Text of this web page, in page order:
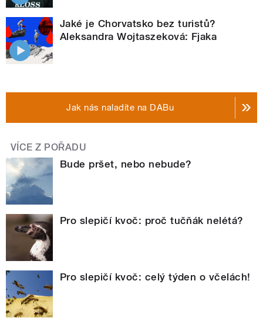
Jaké je Chorvatsko bez turistů?
Aleksandra Wojtaszeková: Fjaka
Jak nás naladíte na DABu
VÍCE Z POŘADU
Bude pršet, nebo nebude?
Pro slepičí kvoč: proč tučňák nelétá?
Pro slepičí kvoč: celý týden o včelách!